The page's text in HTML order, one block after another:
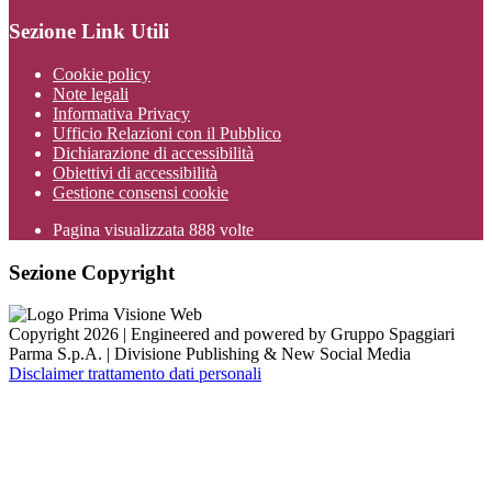
Sezione Link Utili
Cookie policy
Note legali
Informativa Privacy
Ufficio Relazioni con il Pubblico
Dichiarazione di accessibilità
Obiettivi di accessibilità
Gestione consensi cookie
Pagina visualizzata 888 volte
Sezione Copyright
Copyright 2026 | Engineered and powered by Gruppo Spaggiari
Parma S.p.A. | Divisione Publishing & New Social Media
Disclaimer trattamento dati personali